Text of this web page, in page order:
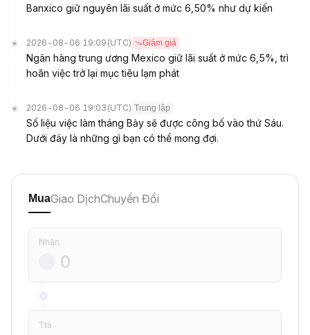
Banxico giữ nguyên lãi suất ở mức 6,50% như dự kiến
2026-08-06 19:09 (UTC) Giảm giá
Ngân hàng trung ương Mexico giữ lãi suất ở mức 6,5%, trì
hoãn việc trở lại mục tiêu lạm phát
2026-08-06 19:03 (UTC) Trung lập
Số liệu việc làm tháng Bảy sẽ được công bố vào thứ Sáu.
Dưới đây là những gì bạn có thể mong đợi.
MuaGiao DịchChuyển Đổi
Nhận
Trả